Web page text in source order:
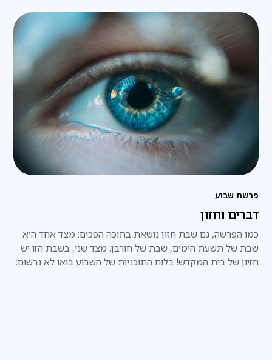
פרשת שבוע
דברים וחזון
כמו הפרשה, גם שבת חזון נושאת בתוכה הפכים: מצד אחד היא
שבת של תשעת הימים, שבת של חורבן. מצד שני, בשבת הזו יש
חזיון של בית המקדש! בלוח התוכניות של השבוע בואו לא נרשום: